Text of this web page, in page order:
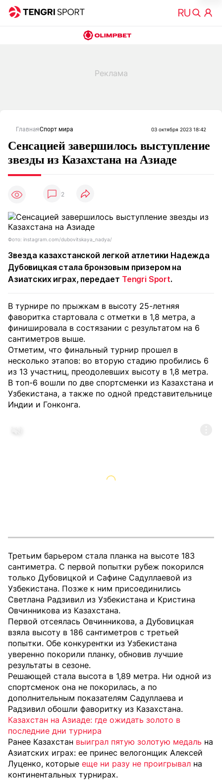
ГлавнаяСпорт мира 03 октября 2023 18:42
Сенсацией завершилось выступление
звезды из Казахстана на Азиаде
2
Фото: instagram.com/dubovitskaya_nadya/
Звезда казахстанской легкой атлетики Надежда
Дубовицкая стала бронзовым призером на
Азиатских играх, передает Tengri Sport.
В турнире по прыжкам в высоту 25-летняя
фаворитка стартовала с отметки в 1,8 метра, а
финишировала в состязании с результатом на 6
сантиметров выше.
Отметим, что финальный турнир прошел в
несколько этапов: во вторую стадию пробились 6
из 13 участниц, преодолевших высоту в 1,8 метра.
В топ-6 вошли по две спортсменки из Казахстана и
Узбекистана, а также по одной представительнице
Индии и Гонконга.
Третьим барьером стала планка на высоте 183
сантиметра. С первой попытки рубеж покорился
только Дубовицкой и Сафине Садуллаевой из
Узбекистана. Позже к ним присоединились
Светлана Радзивил из Узбекистана и Кристина
Овчинникова из Казахстана.
Первой отсеялась Овчинникова, а Дубовицкая
взяла высоту в 186 сантиметров с третьей
попытки. Обе конкурентки из Узбекистана
уверенно покорили планку, обновив лучшие
результаты в сезоне.
Решающей стала высота в 1,89 метра. Ни одной из
спортсменок она не покорилась, а по
дополнительным показателям Садуллаева и
Радзивил обошли фаворитку из Казахстана.
Казахстан на Азиаде: где ожидать золото в
последние дни турнира
Ранее Казахстан выиграл пятую золотую медаль на
Азиатских играх: ее принес велогонщик Алексей
Луценко, которые еще ни разу не проигрывал на
континентальных турнирах.